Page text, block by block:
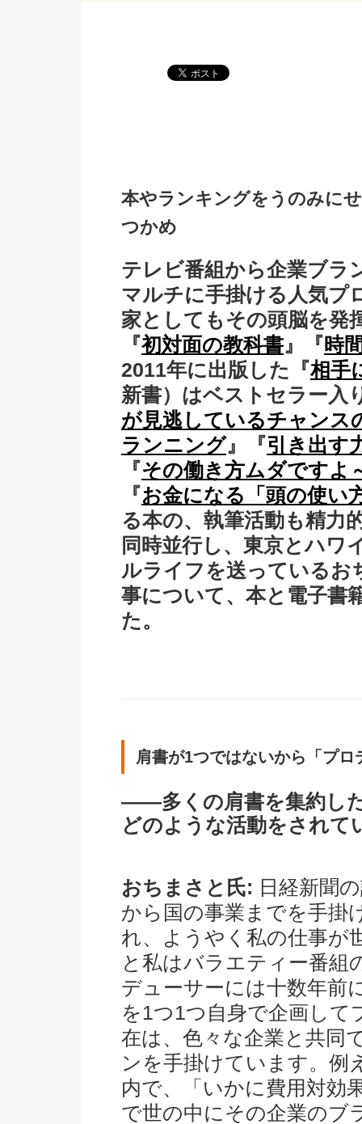
本やランキングをうのみに
つかめ
テレビ番組から企業ブラ
マルチに手掛ける人気プ
家としてもその頭脳を発
『初対面の教科書』『 時
2011年に出版した『相手
新書）はベストセラー入
が見逃しているチャンス
ランニング』『引き出す
『その働き方ムダですよ
『お金になる「頭の使い
る本の、執筆活動も精力
同時並行し、東京とハワ
ルライフを送っているお
事について、本と電子書
た。
肩書が1つではないから「プ
――多くの肩書を集約し
どのような活動をされて
おちまさと氏: 日経新聞
から国の事業までを手掛
れ、ようやく私の仕事が
と私はバラエティー番組
デューサーには十数年前
を1つ1つ自身で企画し
在は、色々な企業と共同
ンを手掛けています。例
内で、「いかに費用対効
で世の中にその企業のブ